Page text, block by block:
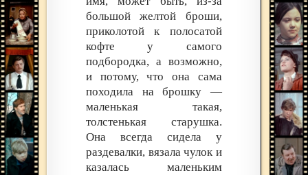
большой желтой броши,
приколотой к полосатой
кофте у самого
подбородка, а возможно,
и потому, что она сама
походила на брошку —
маленькая такая,
толстенькая старушка.
Она всегда сидела у
раздевалки, вязала чулок и
казалась маленьким